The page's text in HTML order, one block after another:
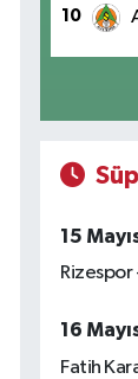
10
15
Rizespor
16
Fatih